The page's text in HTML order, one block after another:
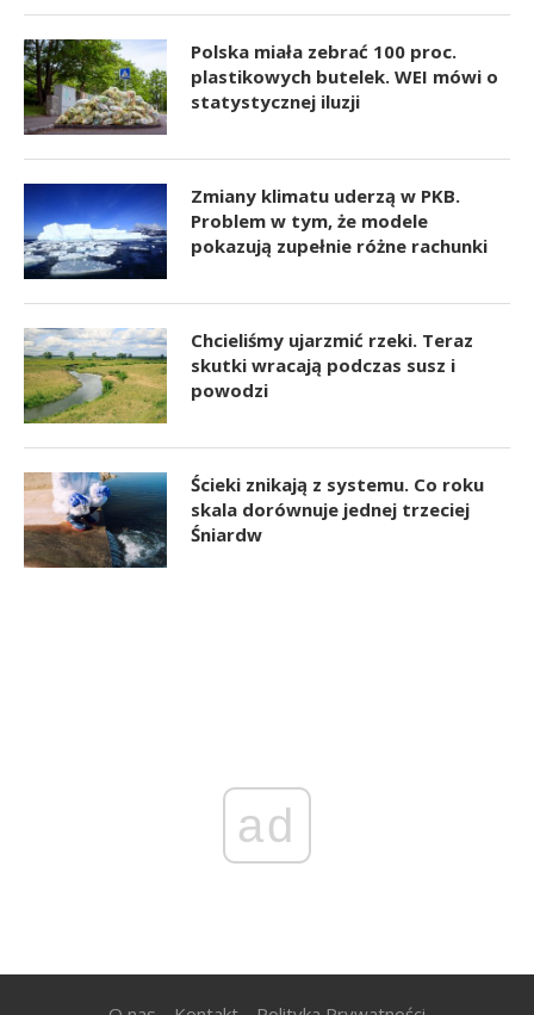
Polska miała zebrać 100 proc.
plastikowych butelek. WEI mówi o
statystycznej iluzji
Zmiany klimatu uderzą w PKB.
Problem w tym, że modele
pokazują zupełnie różne rachunki
Chcieliśmy ujarzmić rzeki. Teraz
skutki wracają podczas susz i
powodzi
Ścieki znikają z systemu. Co roku
skala dorównuje jednej trzeciej
Śniardw
ad